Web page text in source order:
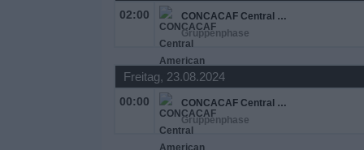
02:00
CONCACAF Central American Cup
Gruppenphase
Freitag, 23.08.2024
00:00
CONCACAF Central American Cup
Gruppenphase